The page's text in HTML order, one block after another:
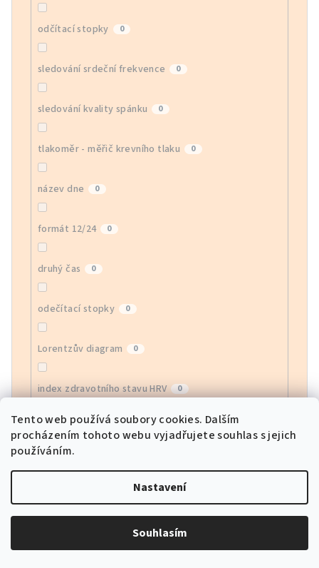
Tento web používá soubory cookies. Dalším
procházením tohoto webu vyjadřujete souhlas s jejich
používáním.
Nastavení
Souhlasím
odčítací stopky 0
sledování srdeční frekvence 0
sledování kvality spánku 0
tlakoměr - měřič krevního tlaku 0
název dne 0
formát 12/24 0
druhý čas 0
odečítací stopky 0
Lorentzův diagram 0
index zdravotního stavu HRV 0
monitor EGG
monitor krevního kyslíku 0
sledování srdeční frekvence APP 0
sportovní režimy 0